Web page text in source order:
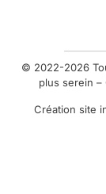
© 2022-2026
plus serein –
Création site